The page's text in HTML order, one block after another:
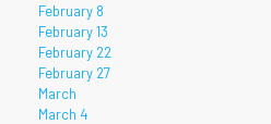
February 8
February 13
February 22
February 27
March
March 4